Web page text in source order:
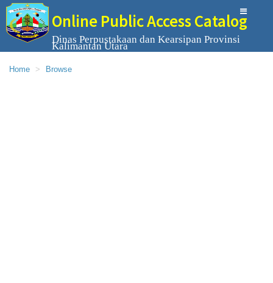
Online Public Access Catalog
Dinas Perpustakaan dan Kearsipan Provinsi
Kalimantan Utara
Home Browse